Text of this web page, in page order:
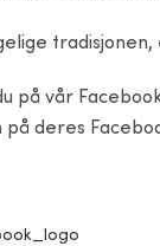
på vår
på deres